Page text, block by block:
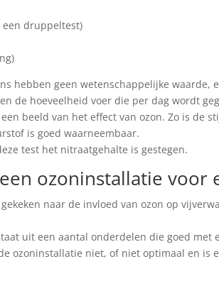
een druppeltest)
hebben geen wetenschappelijke
de hoeveelheid voer die per dag wordt
beeld van het effect van ozon. Zo is de
is goed waarneembaar.
test het nitraatgehalte is gestegen.
ozoninstallatie voor
naar de invloed van ozon op
uit een aantal onderdelen die goed
ozoninstallatie niet, of niet optimaal en is